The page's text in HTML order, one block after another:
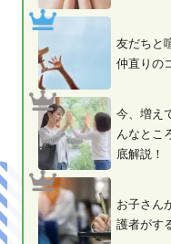
友だちと
仲直りの
今、増え
んなとこ
底解説！
お子さん
護者がす